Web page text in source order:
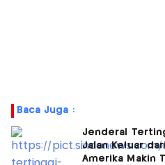
Baca Juga :
Jenderal
Jalan Keluar
Amerika Makin